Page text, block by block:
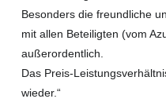
Besonders die freundliche
mit allen Beteiligten (vom
außerordentlich.
Das Preis-
wieder.“